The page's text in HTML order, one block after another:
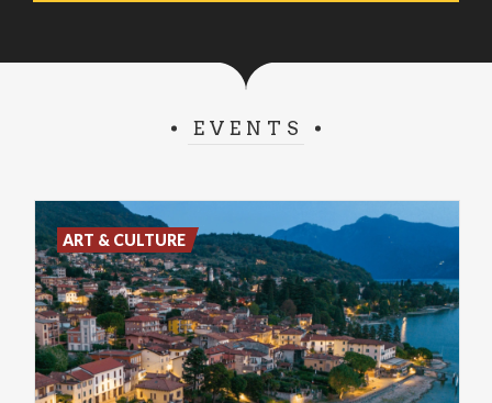
EVENTS
ART & CULTURE